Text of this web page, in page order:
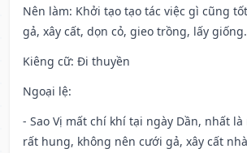
Nên làm: Khởi tạo tạo tác việc gì cũng
gả, xây cất, dọn cỏ, gieo trồng, lấy giống.
Kiêng cữ: Đi thuyền
Ngoại lệ:
- Sao Vị mất chí khí tại ngày Dần, nhất là
rất hung, không nên cưới gả, xây cất